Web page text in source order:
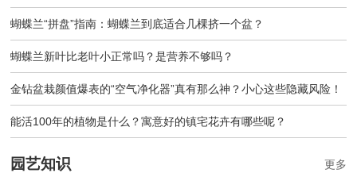
蝴蝶兰“拼盘”指南：蝴蝶兰到底适合几棵挤一个盆？
蝴蝶兰新叶比老叶小正常吗？是营养不够吗？
金钻盆栽颜值爆表的“空气净化器”真有那么神？小心这些隐藏风险！
能活100年的植物是什么？寓意好的镇宅花卉有哪些呢？
园艺知识 更多